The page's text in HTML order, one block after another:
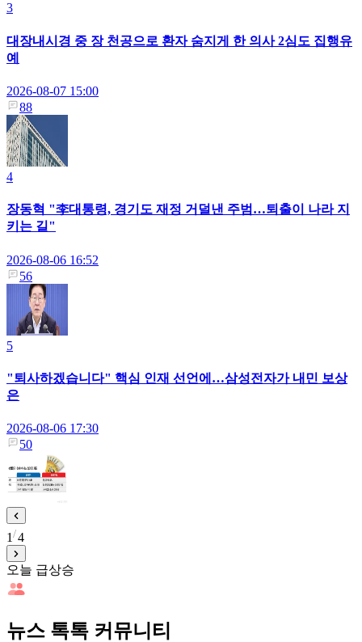
3
대장내시경 중 장 천공으로 환자 숨지게 한 의사 2심도 집행유
예
2026-08-07 15:00
88
4
장동혁 "李대통령, 경기도 재정 거덜낸 주범…퇴출이 나라 지
키는 길"
2026-08-06 16:52
56
5
"퇴사하겠습니다" 핵심 인재 선언에…삼성전자가 내민 보상
은
2026-08-06 17:30
50
1 4
오늘 급상승
뉴스 톡톡 커뮤니티